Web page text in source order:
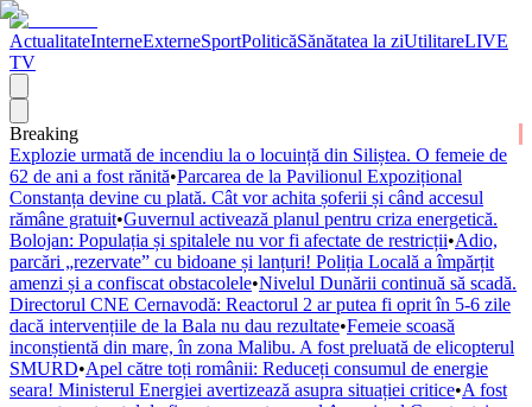
ActualitateInterneExterneSportPoliticăSănătatea la ziUtilitareLIVE
TV
Breaking
Explozie urmată de incendiu la o locuință din Siliștea. O femeie de
62 de ani a fost rănită•Parcarea de la Pavilionul Expozițional
Constanța devine cu plată. Cât vor achita șoferii și când accesul
rămâne gratuit•Guvernul activează planul pentru criza energetică.
Bolojan: Populația și spitalele nu vor fi afectate de restricții•Adio,
parcări „rezervate” cu bidoane și lanțuri! Poliția Locală a împărțit
amenzi și a confiscat obstacolele•Nivelul Dunării continuă să scadă.
Directorul CNE Cernavodă: Reactorul 2 ar putea fi oprit în 5-6 zile
dacă intervențiile de la Bala nu dau rezultate•Femeie scoasă
inconștientă din mare, în zona Malibu. A fost preluată de elicopterul
SMURD•Apel către toți românii: Reduceți consumul de energie
seara! Ministerul Energiei avertizează asupra situației critice•A fost